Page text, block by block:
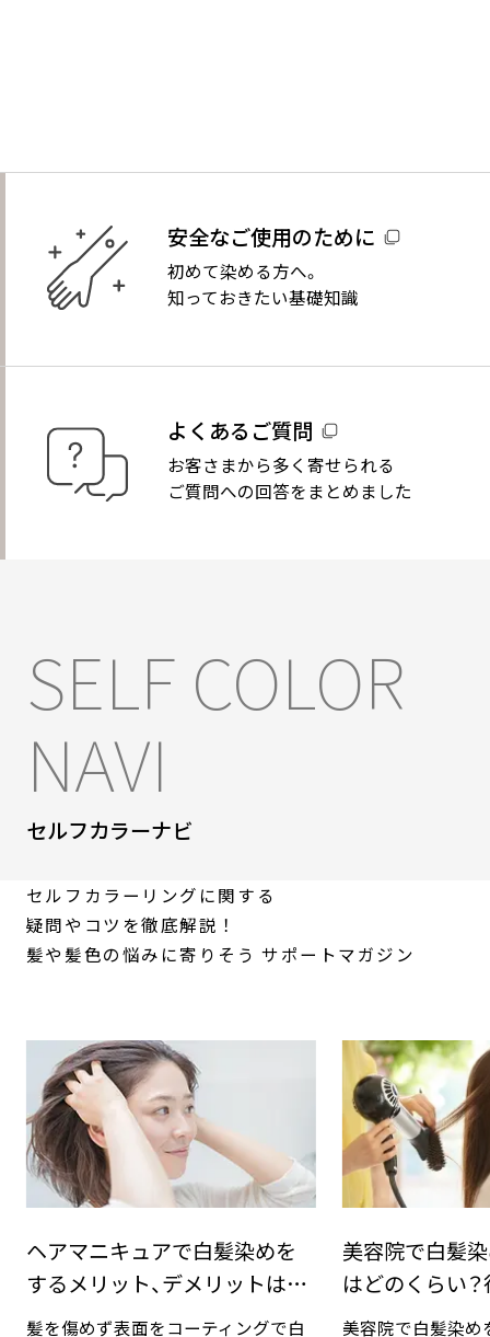
安全なご使用のために
初めて染める方へ。
知っておきたい基礎知識
よくあるご質問
お客さまから多く寄せられる
ご質問への回答をまとめました
SELF COLOR
NAVI
セルフカラーナビ
セルフカラーリングに関する
疑問やコツを徹底解説！
髪や髪色の悩みに寄りそう サポートマガジン
ヘアマニキュアで白髪染めを
するメリット、デメリットは？
手順と豆知識
髪を傷めず表面をコーティングで白
美容院で白髪
はどのくらい
対法
美容院で白髪染め